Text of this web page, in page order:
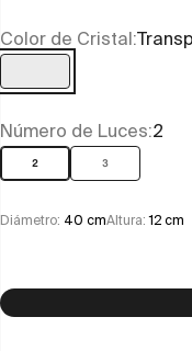
Color de Cristal:
Transparente
Número de Luces:2
2 3
Diámetro: 40 cmAltura: 12 cm